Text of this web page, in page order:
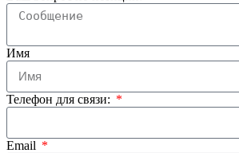
Имя
Телефон для связи:
Email